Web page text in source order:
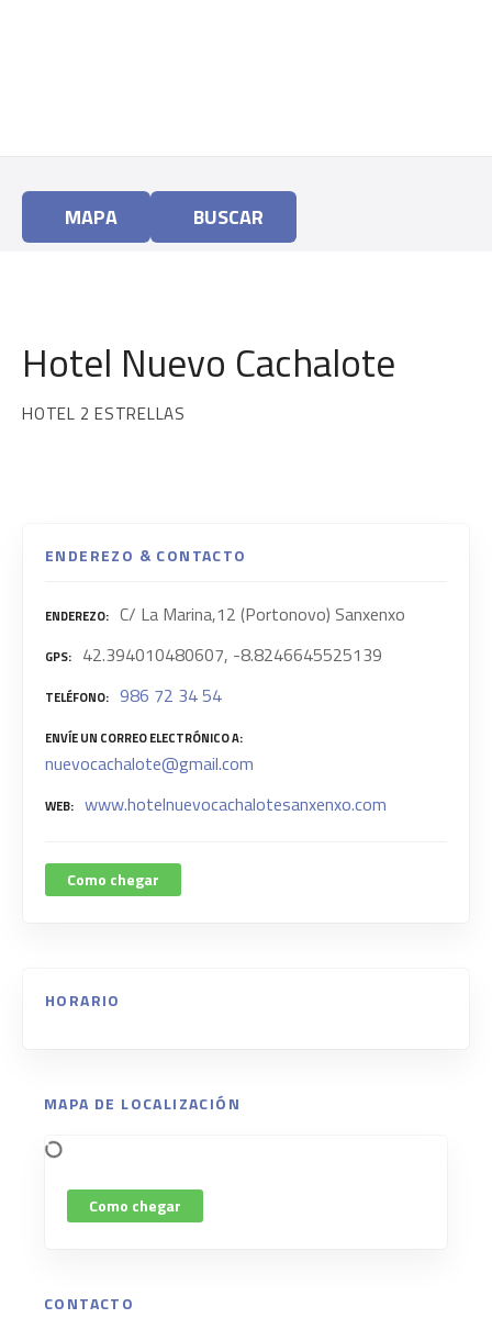
MAPA BUSCAR
Hotel Nuevo Cachalote
HOTEL 2 ESTRELLAS
ENDEREZO & CONTACTO
ENDEREZO C/ La Marina,12 (Portonovo) Sanxenxo
GPS 42.394010480607, -8.8246645525139
TELÉFONO 986 72 34 54
ENVÍE UN CORREO ELECTRÓNICO A
nuevocachalote@gmail.com
WEB www.hotelnuevocachalotesanxenxo.com
Como chegar
HORARIO
MAPA DE LOCALIZACIÓN
Como chegar
CONTACTO